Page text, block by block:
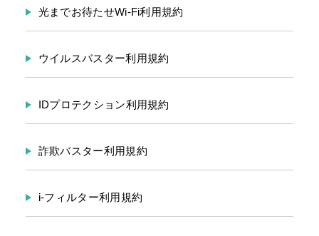
光までお待たせWi-Fi利用規約
ウイルスバスター利用規約
IDプロテクション利用規約
詐欺バスター利用規約
i-フィルター利用規約